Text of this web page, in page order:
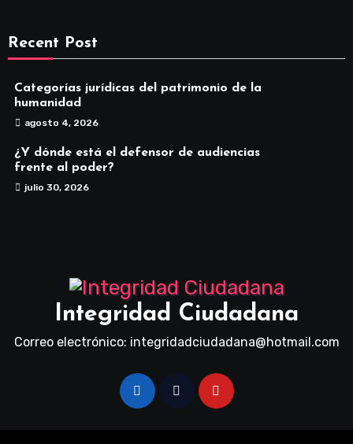
Recent Post
Categorías jurídicas del patrimonio de la
humanidad
agosto 4, 2026
¿Y dónde está el defensor de audiencias
frente al poder?
julio 30, 2026
Integridad Ciudadana
Correo electrónico: integridadciudadana@hotmail.com